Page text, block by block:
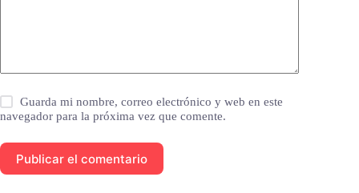
Guarda mi nombre, correo electrónico y web en este
navegador para la próxima vez que comente.
Publicar el comentario